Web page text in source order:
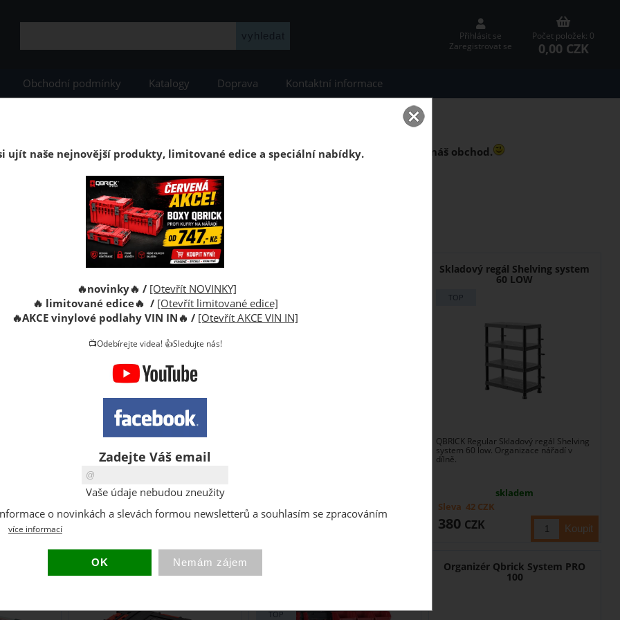
Přihlásit se
Zaregistrovat se
Počet položek: 0
0,00 CZK
Obchodní podmínky Katalogy Doprava Kontaktní informace
Vás v internetovém obchodě a děkujeme, že jste si k Vašemu nákupu vybrali náš obchod.
🎥Sledujte nás i mimo e-shop! :
Facebook
– Realizace montáží dveří a novinky boxů Qbrick System
YouTube– Prezentace boxů Qbrick.
Děkujeme za důvěru a těšíme se na Vaši návštěvu i na našich sociálních sítích!
Sestava Qbrick System PRO Set
Qbrick System PRO Set 3 Plus je sada
kufrů na nářadí. Sestava tří kufrů na
pojízdné ...
skladem
3 344
Sleva 291CZK
1 960
Sleva 430
Skladový regál Shelving system
60 LOW
QBRICK Regular Skladový regál Shelving
system 60 low. Organizace nářadí v
dílně.
skladem
380 CZK
Sleva 42 CZK
Kufr Qbrick System ONE 450
2.0 Vario
Organizér Qbrick System PRO
100
ujít naše nejnovější produkty, limitované edice a speciální nabídky.
🔥novinky🔥 / [Otevřít NOVINKY]
🔥 limitované edice🔥 / [Otevřít limitované edice]
🔥AKCE vinylové podlahy VIN IN🔥 / [Otevřít AKCE VIN IN]
📺Odebírejte videa! 👍Sledujte nás!
Zadejte Váš email
Vaše údaje nebudou zneužity
o novinkách a slevách formou newsletterů a souhlasím se zpracováním
více informací